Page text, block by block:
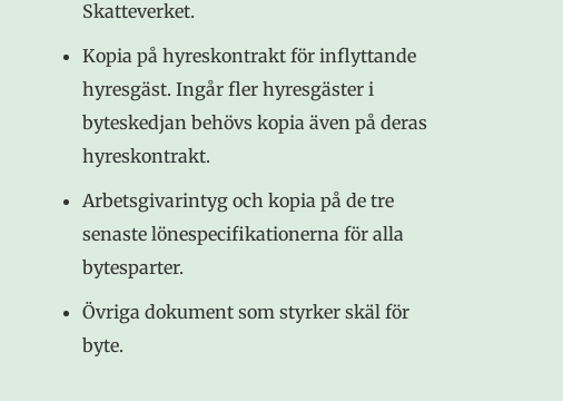
Skatteverket.
Kopia på hyreskontrakt för inflyttande
hyresgäst. Ingår fler hyresgäster i
byteskedjan behövs kopia även på deras
hyreskontrakt.
Arbetsgivarintyg och kopia på de tre
senaste lönespecifikationerna för alla
bytesparter.
Övriga dokument som styrker skäl för
byte.